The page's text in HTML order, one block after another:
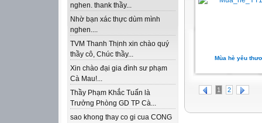
nghen. thank thầy...
Nhờ bạn xác thực dùm mình
nghen....
TVM Thanh Thịnh xin chào quý
thầy cô, Chúc thầy...
Xin chào đại gia đình sư phạm
Cà Mau!...
Thầy Phạm Khắc Tuấn là
Trưởng Phòng GD TP Cà...
sao khong thay co gi cua CONG
Mùa hè yêu
1 2